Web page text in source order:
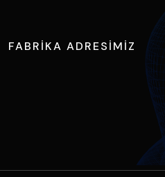
FABRIKA ADRESIMIZ
Hasanağa OSB. 5.Cd.